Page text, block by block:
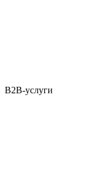
B2B-услуги